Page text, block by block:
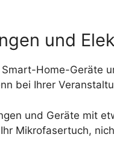
und
Home-Geräte
bei Ihrer
und Geräte mit
Mikrofasertuch,